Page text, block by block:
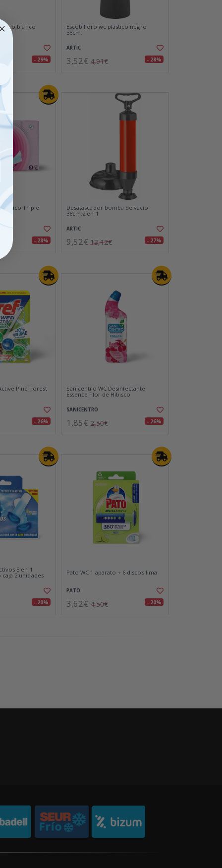
blanco
- 29%
Escobillero wc plastico negro
38cm.
ARTIC
3,52€ 4,91€ - 28%
Triple
- 28%
Desatascador bomba de vacio
38cm.2 en 1
ARTIC
9,52€ 13,12€ - 27%
Pine Forest
- 26%
Sanicentro WC Desinfectante
Essence Flor de Hibisco
SANICENTRO
1,85€ 2,50€ - 26%
5 en 1
2 unidades
- 20%
Pato WC 1 aparato + 6 discos lima
PATO
3,62€ 4,50€ - 20%